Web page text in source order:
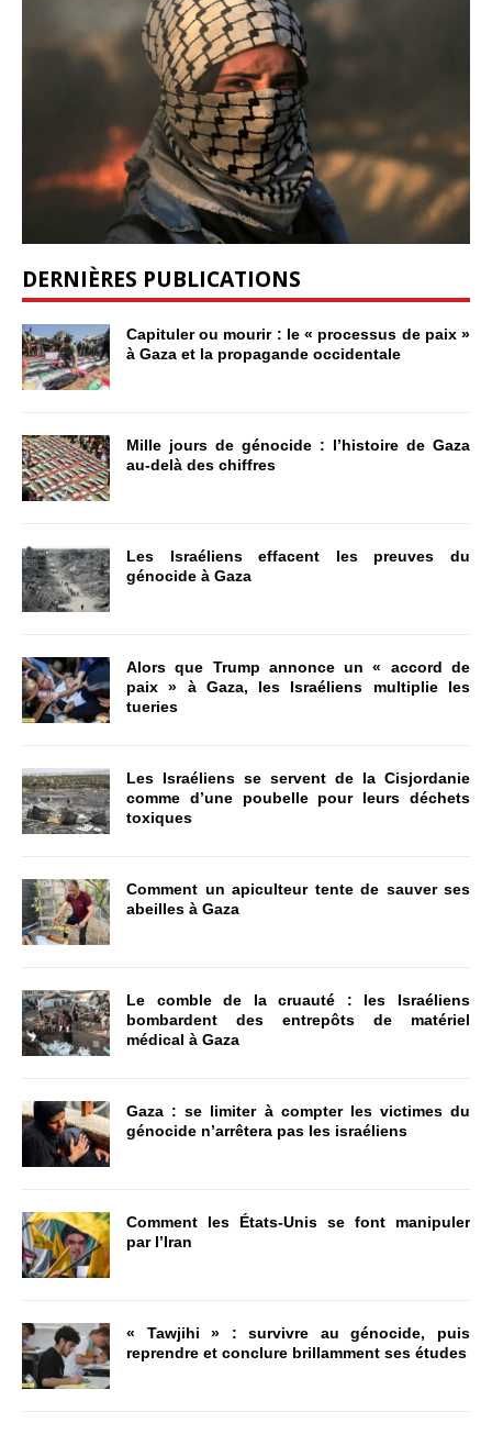
DERNIÈRES PUBLICATIONS
Capituler ou mourir : le « processus de paix »
à Gaza et la propagande occidentale
Mille jours de génocide : l’histoire de Gaza
au-delà des chiffres
Les Israéliens effacent les preuves du
génocide à Gaza
Alors que Trump annonce un « accord de
paix » à Gaza, les Israéliens multiplie les
tueries
Les Israéliens se servent de la Cisjordanie
comme d’une poubelle pour leurs déchets
toxiques
Comment un apiculteur tente de sauver ses
abeilles à Gaza
Le comble de la cruauté : les Israéliens
bombardent des entrepôts de matériel
médical à Gaza
Gaza : se limiter à compter les victimes du
génocide n’arrêtera pas les israéliens
Comment les États-Unis se font manipuler
par l’Iran
« Tawjihi » : survivre au génocide, puis
reprendre et conclure brillamment ses études